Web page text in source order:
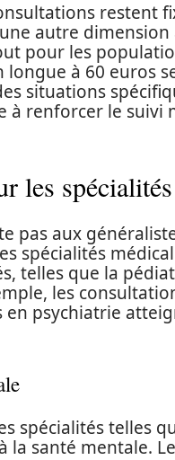
restent
autre dimension
pour les
à 60 euros
situations
à renforcer le suivi
les
pas aux
spécialités
telles que la
les
psychiatrie
spécialités telles
la santé mentale.